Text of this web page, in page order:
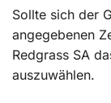
Sollte sich der
angegebenen
Redgrass SA
auszuwählen.